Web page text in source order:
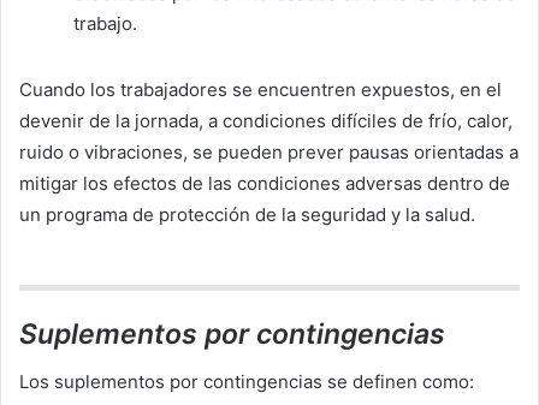
trabajo.
Cuando los trabajadores se encuentren expuestos, en el
devenir de la jornada, a condiciones difíciles de frío, calor,
ruido o vibraciones, se pueden prever pausas orientadas a
mitigar los efectos de las condiciones adversas dentro de
un programa de protección de la seguridad y la salud.
Suplementos por contingencias
Los suplementos por contingencias se definen como: